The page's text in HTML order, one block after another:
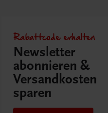
Rabattcode erhalten
Newsletter
abonnieren &
Versandkosten
sparen